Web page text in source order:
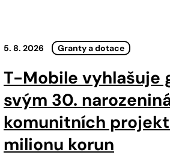
5. 8. 2026 Granty a dotace
T-Mobile vyhlašuje
svým 30.
komunitních
milionu korun